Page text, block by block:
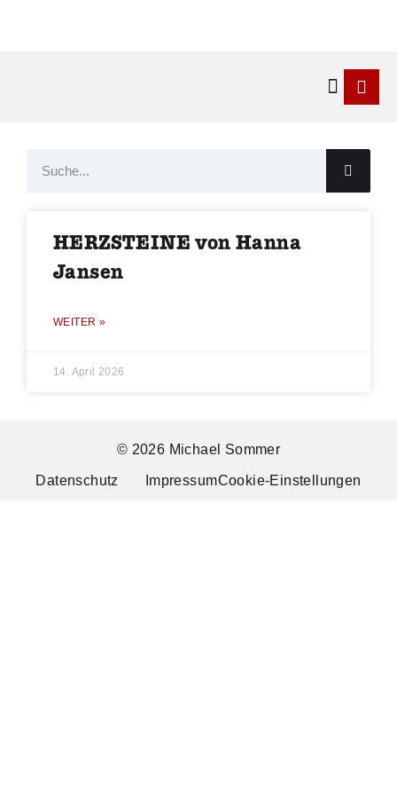
HERZSTEINE von Hanna
Jansen
WEITER »
14. April 2026
© 2026 Michael Sommer
Datenschutz ImpressumCookie-Einstellungen